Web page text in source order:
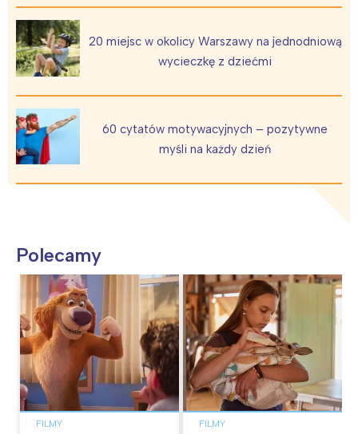
20 miejsc w okolicy Warszawy na jednodniową
wycieczkę z dziećmi
60 cytatów motywacyjnych – pozytywne
myśli na każdy dzień
Polecamy
FILMY FILMY